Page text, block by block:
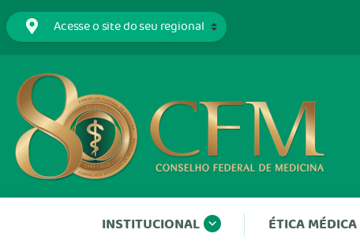
INSTITUCIONAL ÉTICA MÉDICA